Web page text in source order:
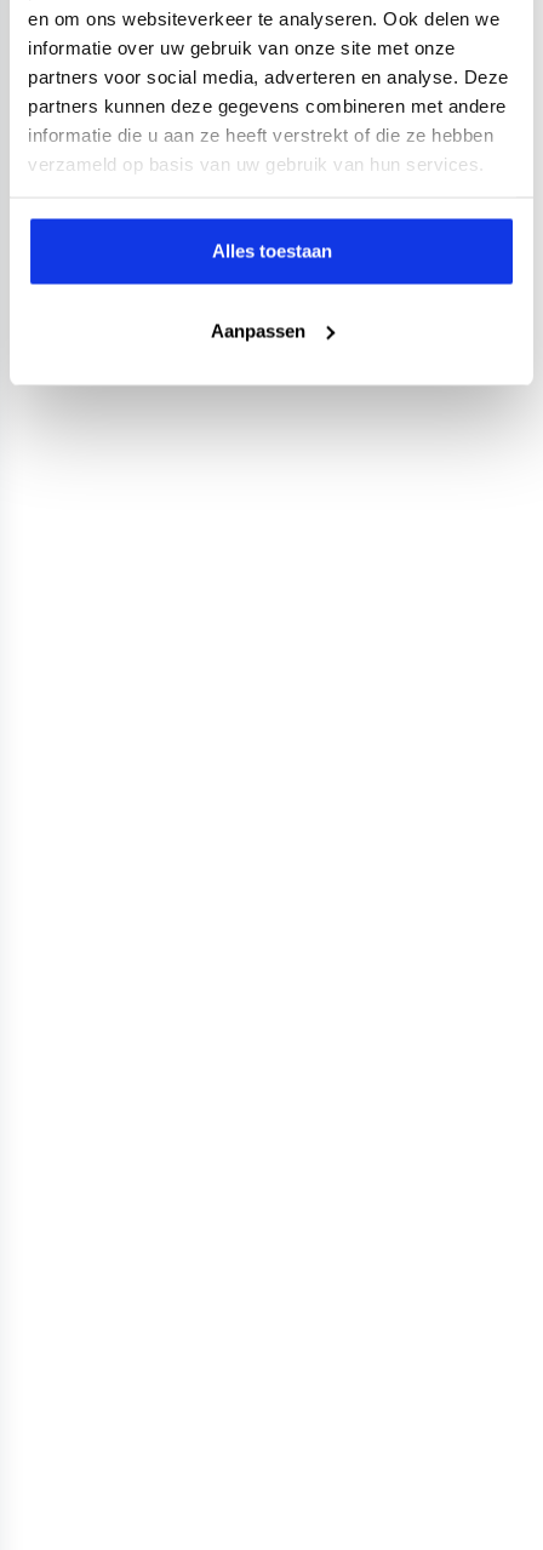
en om ons websiteverkeer te analyseren. Ook delen we
informatie over uw gebruik van onze site met onze
partners voor social media, adverteren en analyse. Deze
partners kunnen deze gegevens combineren met andere
informatie die u aan ze heeft verstrekt of die ze hebben
verzameld op basis van uw gebruik van hun services.
Alles toestaan
Aanpassen